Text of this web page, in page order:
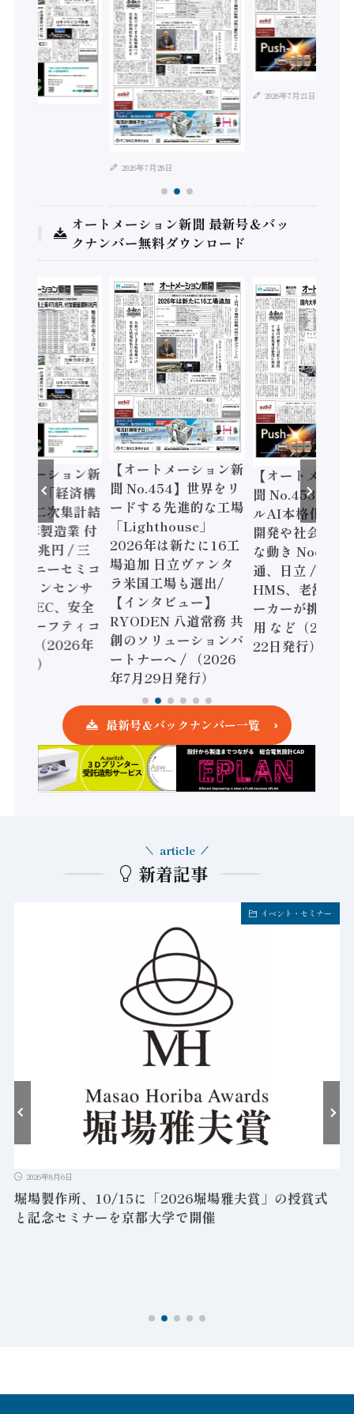
2026年7月28日
2026年7月21日
オートメーション新聞 最新号＆バッ
クナンバー無料ダウンロード
トメーション新
】「経済構
調査二次集計結
年製造業 付
額86兆円 / 三
とソニーセミコ
ジョンセンサ
/ IDEC、安全
すセーフティコ
ーラ（2026年
発行）
【オートメーション新
聞 No.454】世界をリ
ードする先進的な工場
「Lighthouse」
2026年は新たに16工
場追加 日立ヴァンタ
ラ米国工場も選出/
【インタビュー】
RYODEN 八道常務 共
創のソリューションパ
ートナーへ / （2026
年7月29日発行）
【オートメーシ
聞 No.453】フ
ルAI本格化へ
開発や社会実装
な動き Noetra
通、日立 / 兵神
HMS、老舗ポ
ーカーが挑むデ
用 など（2026
22日発行）
最新号＆バックナンバー一覧
新着記事
article
イベント・セミナー
2026年8月6日
堀場製作所、10/15に「2026堀場雅夫賞」の授賞式
と記念セミナーを京都大学で開催